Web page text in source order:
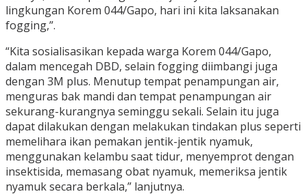
lingkungan Korem 044/Gapo, hari ini kita laksanakan
fogging,”.
“Kita sosialisasikan kepada warga Korem 044/Gapo,
dalam mencegah DBD, selain fogging diimbangi juga
dengan 3M plus. Menutup tempat penampungan air,
menguras bak mandi dan tempat penampungan air
sekurang-kurangnya seminggu sekali. Selain itu juga
dapat dilakukan dengan melakukan tindakan plus seperti
memelihara ikan pemakan jentik-jentik nyamuk,
menggunakan kelambu saat tidur, menyemprot dengan
insektisida, memasang obat nyamuk, memeriksa jentik
nyamuk secara berkala,” lanjutnya.